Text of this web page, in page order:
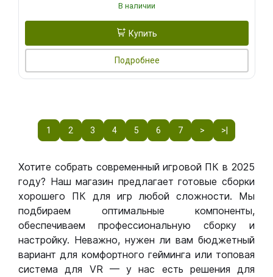
В наличии
Купить
Подробнее
1 2 3 4 5 6 7 > >|
Хотите собрать современный игровой ПК в 2025
году? Наш магазин предлагает готовые сборки
хорошего ПК для игр любой сложности. Мы
подбираем оптимальные компоненты,
обеспечиваем профессиональную сборку и
настройку. Неважно, нужен ли вам бюджетный
вариант для комфортного гейминга или топовая
система для VR — у нас есть решения для